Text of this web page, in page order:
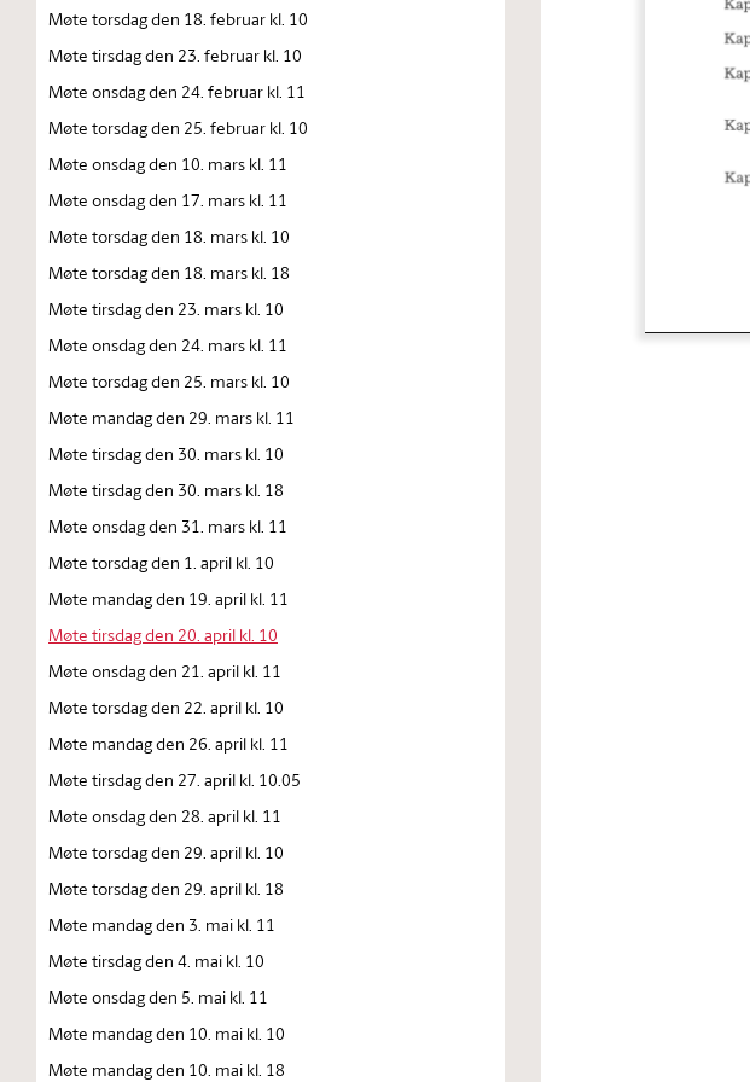
Møte torsdag den 18. februar kl. 10
Møte tirsdag den 23. februar kl. 10
Møte onsdag den 24. februar kl. 11
Møte torsdag den 25. februar kl. 10
Møte onsdag den 10. mars kl. 11
Møte onsdag den 17. mars kl. 11
Møte torsdag den 18. mars kl. 10
Møte torsdag den 18. mars kl. 18
Møte tirsdag den 23. mars kl. 10
Møte onsdag den 24. mars kl. 11
Møte torsdag den 25. mars kl. 10
Møte mandag den 29. mars kl. 11
Møte tirsdag den 30. mars kl. 10
Møte tirsdag den 30. mars kl. 18
Møte onsdag den 31. mars kl. 11
Møte torsdag den 1. april kl. 10
Møte mandag den 19. april kl. 11
Møte tirsdag den 20. april kl. 10
Møte onsdag den 21. april kl. 11
Møte torsdag den 22. april kl. 10
Møte mandag den 26. april kl. 11
Møte tirsdag den 27. april kl. 10.05
Møte onsdag den 28. april kl. 11
Møte torsdag den 29. april kl. 10
Møte torsdag den 29. april kl. 18
Møte mandag den 3. mai kl. 11
Møte tirsdag den 4. mai kl. 10
Møte onsdag den 5. mai kl. 11
Møte mandag den 10. mai kl. 10
Møte mandag den 10. mai kl. 18